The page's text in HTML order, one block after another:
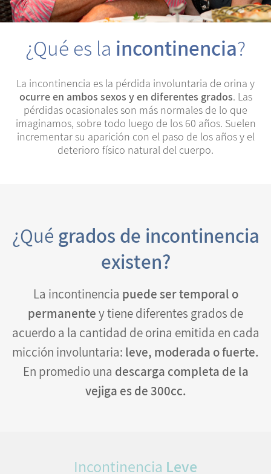
¿Qué es la incontinencia?
La incontinencia es la pérdida involuntaria de orina y
ocurre en ambos sexos y en diferentes grados. Las
pérdidas ocasionales son más normales de lo que
imaginamos, sobre todo luego de los 60 años. Suelen
incrementar su aparición con el paso de los años y el
deterioro físico natural del cuerpo.
¿Qué grados de incontinencia
existen?
La incontinencia puede ser temporal o
permanentey tiene diferentes grados de
acuerdo a la cantidad de orina emitida en cada
micción involuntaria: leve, moderada o fuerte.
En promedio una descarga completa de la
vejiga es de 300cc.
Incontinencia Leve